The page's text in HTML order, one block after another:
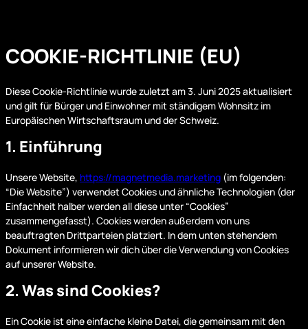
COOKIE-RICHTLINIE (EU)
Diese Cookie-Richtlinie wurde zuletzt am 3. Juni 2025 aktualisiert
und gilt für Bürger und Einwohner mit ständigem Wohnsitz im
Europäischen Wirtschaftsraum und der Schweiz.
1. Einführung
Unsere Website, https://magnetmedia.marketing (im folgenden:
“Die Website”) verwendet Cookies und ähnliche Technologien (der
Einfachheit halber werden all diese unter “Cookies”
zusammengefasst). Cookies werden außerdem von uns
beauftragten Drittparteien platziert. In dem unten stehendem
Dokument informieren wir dich über die Verwendung von Cookies
auf unserer Website.
2. Was sind Cookies?
Ein Cookie ist eine einfache kleine Datei, die gemeinsam mit den